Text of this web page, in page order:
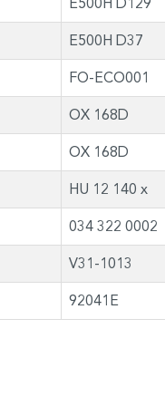
E500H D37
FO-ECO001
OX 168D
OX 168D
HU 12 140 x
034 322 0002
V31-1013
92041E